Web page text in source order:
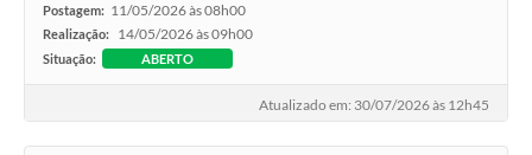
Postagem: 11/05/2026 às 08h00
Realização: 14/05/2026 às 09h00
Situação: ABERTO
Atualizado em: 30/07/2026 às 12h45